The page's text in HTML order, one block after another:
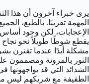
يرى خبراء آخرون أن هذا
المهمة تقريبًا. بالطبع،
الإعجابات، لكن وجود
يقطع شوطًا طويلاً نحو نجاح
مشكلة أبدًا عندما تقترن
الثور بالمرونة ومصممون
الشدائد التي قد
الطفيفة مع شريكهم ليس